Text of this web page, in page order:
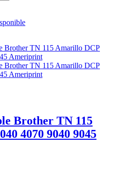
Brother TN 115
4070 9040 9045